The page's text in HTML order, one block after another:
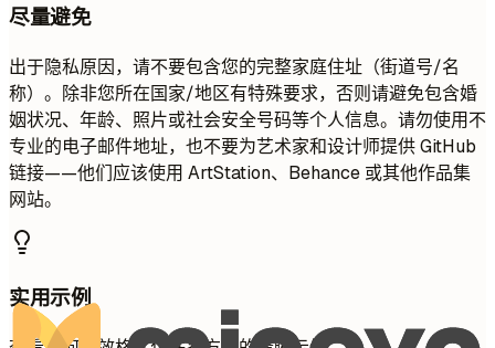
尽量避免
出于隐私原因，请不要包含您的完整家庭住址（街道号/名
称）。除非您所在国家/地区有特殊要求，否则请避免包含婚
姻状况、年龄、照片或社会安全号码等个人信息。请勿使用不
专业的电子邮件地址，也不要为艺术家和设计师提供 GitHub
链接——他们应该使用 ArtStation、Behance 或其他作品集
网站。
实用示例